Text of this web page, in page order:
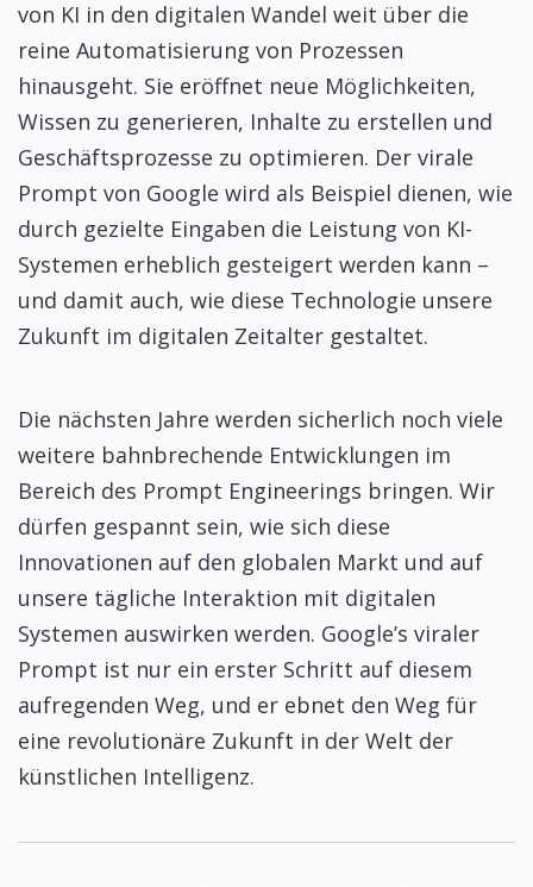
von KI in den digitalen Wandel weit über die
reine Automatisierung von Prozessen
hinausgeht. Sie eröffnet neue Möglichkeiten,
Wissen zu generieren, Inhalte zu erstellen und
Geschäftsprozesse zu optimieren. Der virale
Prompt von Google wird als Beispiel dienen, wie
durch gezielte Eingaben die Leistung von KI-
Systemen erheblich gesteigert werden kann –
und damit auch, wie diese Technologie unsere
Zukunft im digitalen Zeitalter gestaltet.
Die nächsten Jahre werden sicherlich noch viele
weitere bahnbrechende Entwicklungen im
Bereich des Prompt Engineerings bringen. Wir
dürfen gespannt sein, wie sich diese
Innovationen auf den globalen Markt und auf
unsere tägliche Interaktion mit digitalen
Systemen auswirken werden. Google’s viraler
Prompt ist nur ein erster Schritt auf diesem
aufregenden Weg, und er ebnet den Weg für
eine revolutionäre Zukunft in der Welt der
künstlichen Intelligenz.